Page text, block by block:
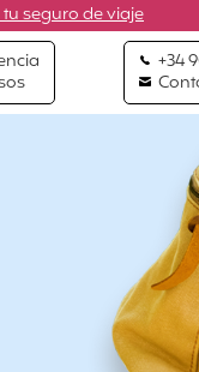
seguro de viaje
+34